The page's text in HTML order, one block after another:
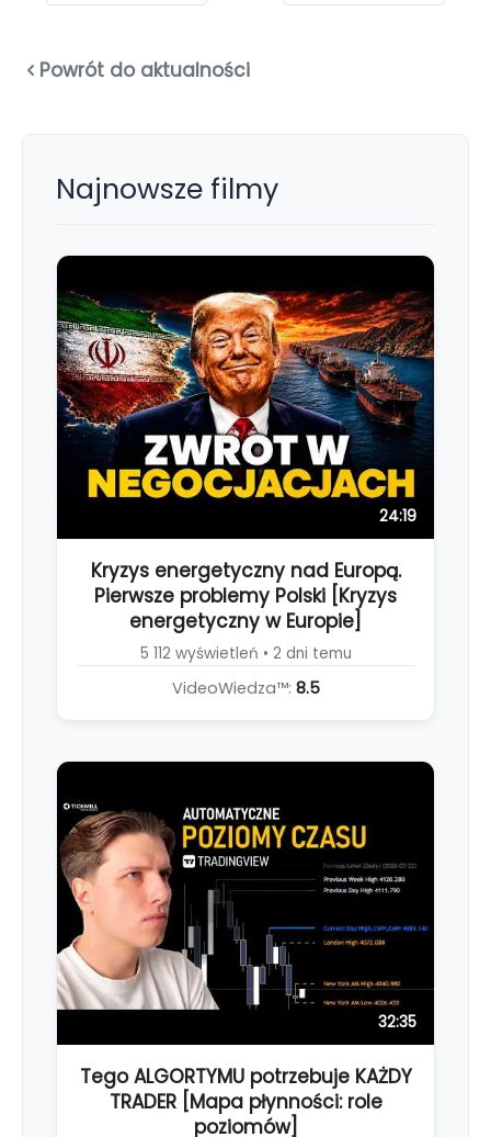
Powrót do aktualności
Najnowsze filmy
24:19
Kryzys energetyczny nad Europą.
Pierwsze problemy Polski [Kryzys
energetyczny w Europie]
5 112 wyświetleń • 2 dni temu
VideoWiedza™: 8.5
32:35
Tego ALGORTYMU potrzebuje KAŻDY
TRADER [Mapa płynności: role
poziomów]